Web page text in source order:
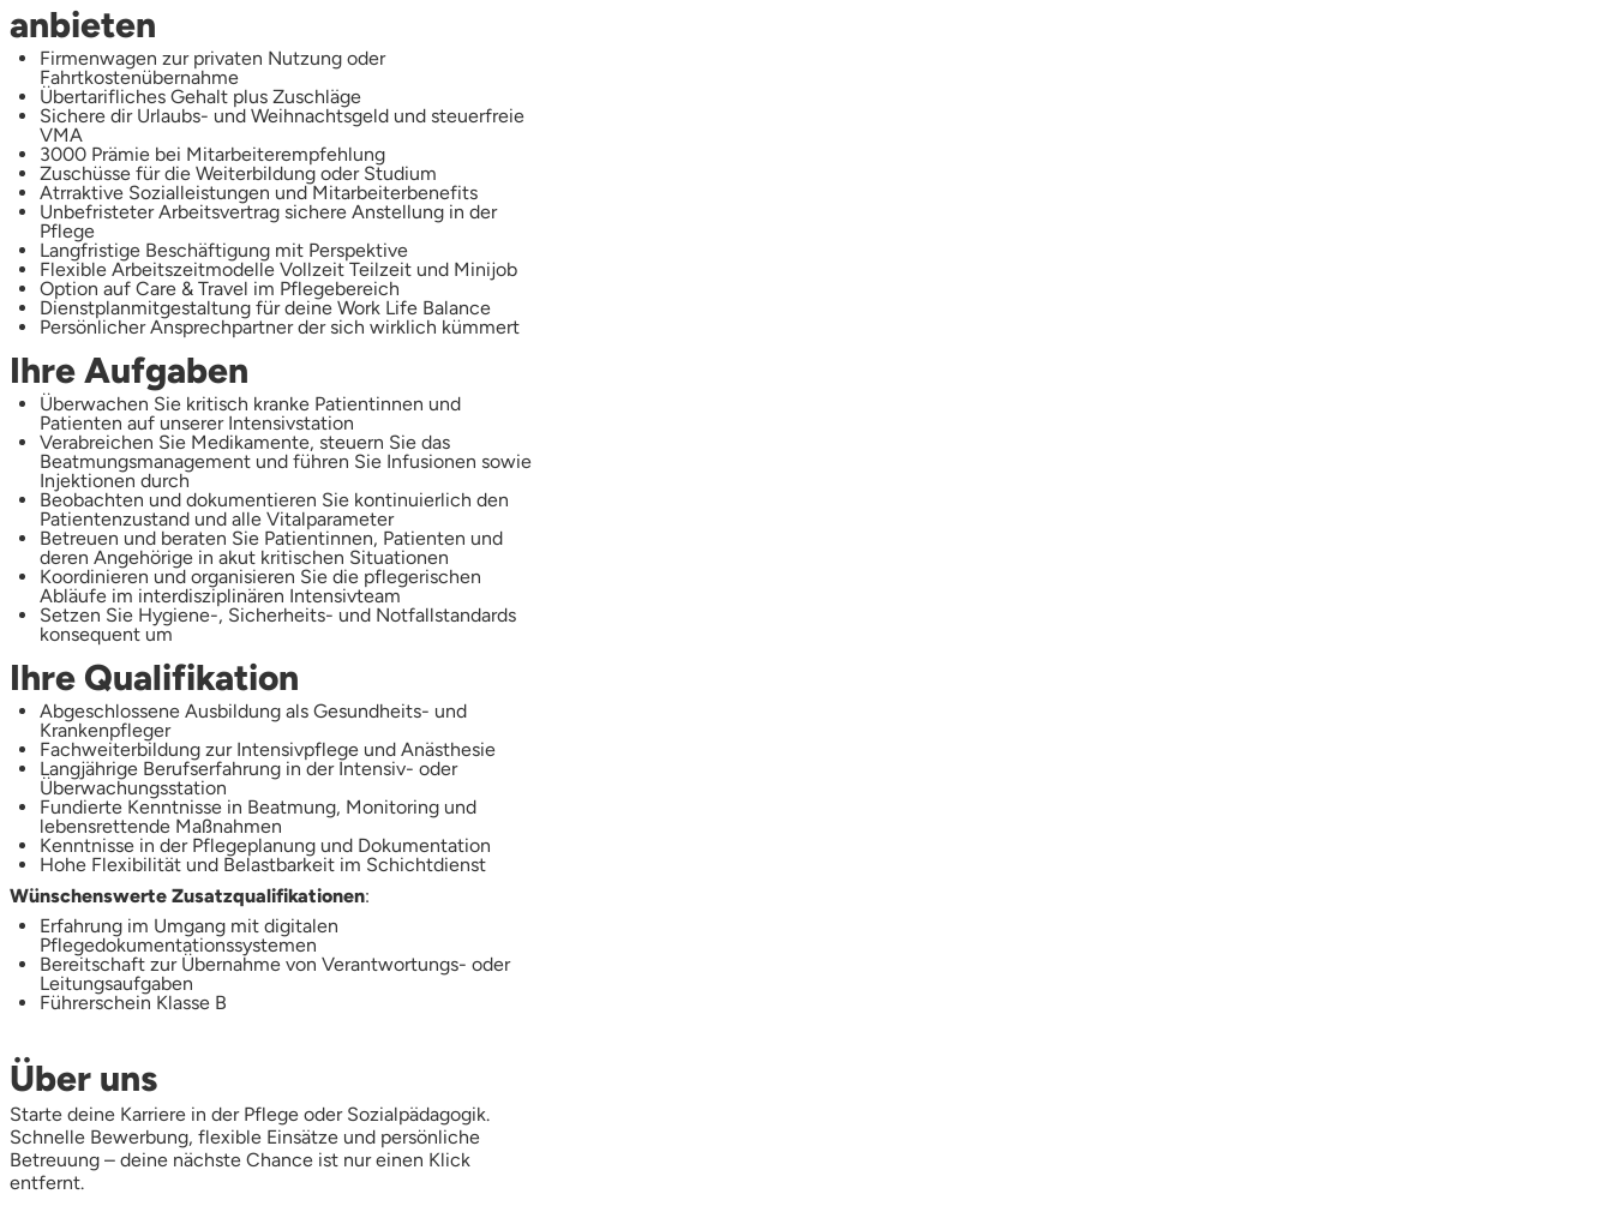
anbieten
Firmenwagen zur privaten Nutzung oder
Fahrtkostenübernahme
Übertarifliches Gehalt plus Zuschläge
Sichere dir Urlaubs- und Weihnachtsgeld und steuerfreie
VMA
3000 Prämie bei Mitarbeiterempfehlung
Zuschüsse für die Weiterbildung oder Studium
Atrraktive Sozialleistungen und Mitarbeiterbenefits
Unbefristeter Arbeitsvertrag sichere Anstellung in der
Pflege
Langfristige Beschäftigung mit Perspektive
Flexible Arbeitszeitmodelle Vollzeit Teilzeit und Minijob
Option auf Care & Travel im Pflegebereich
Dienstplanmitgestaltung für deine Work Life Balance
Persönlicher Ansprechpartner der sich wirklich kümmert
Ihre Aufgaben
Überwachen Sie kritisch kranke Patientinnen und
Patienten auf unserer Intensivstation
Verabreichen Sie Medikamente, steuern Sie das
Beatmungsmanagement und führen Sie Infusionen sowie
Injektionen durch
Beobachten und dokumentieren Sie kontinuierlich den
Patientenzustand und alle Vitalparameter
Betreuen und beraten Sie Patientinnen, Patienten und
deren Angehörige in akut kritischen Situationen
Koordinieren und organisieren Sie die pflegerischen
Abläufe im interdisziplinären Intensivteam
Setzen Sie Hygiene-, Sicherheits- und Notfallstandards
konsequent um
Ihre Qualifikation
Abgeschlossene Ausbildung als Gesundheits- und
Krankenpfleger
Fachweiterbildung zur Intensivpflege und Anästhesie
Langjährige Berufserfahrung in der Intensiv- oder
Überwachungsstation
Fundierte Kenntnisse in Beatmung, Monitoring und
lebensrettende Maßnahmen
Kenntnisse in der Pflegeplanung und Dokumentation
Hohe Flexibilität und Belastbarkeit im Schichtdienst
Wünschenswerte Zusatzqualifikationen:
Erfahrung im Umgang mit digitalen
Pflegedokumentationssystemen
Bereitschaft zur Übernahme von Verantwortungs- oder
Leitungsaufgaben
Führerschein Klasse B
Über uns
Starte deine Karriere in der Pflege oder Sozialpädagogik.
Schnelle Bewerbung, flexible Einsätze und persönliche
Betreuung – deine nächste Chance ist nur einen Klick
entfernt.